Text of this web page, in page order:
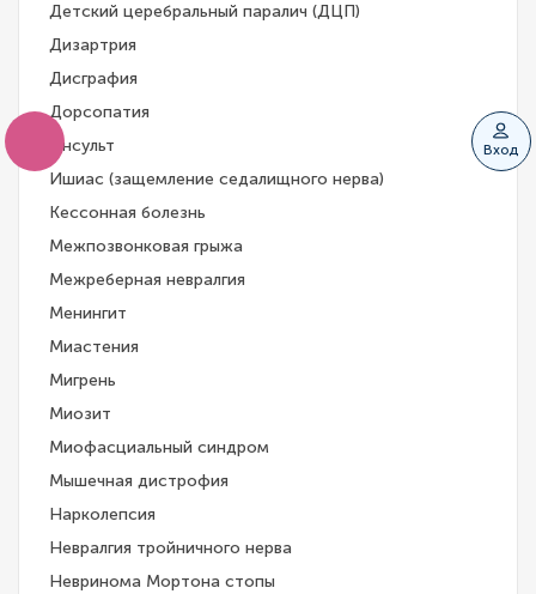
Вход
Детский церебральный паралич (ДЦП)
Дизартрия
Дисграфия
Дорсопатия
Инсульт
Ишиас (защемление седалищного нерва)
Кессонная болезнь
Межпозвонковая грыжа
Межреберная невралгия
Менингит
Миастения
Мигрень
Миозит
Миофасциальный синдром
Мышечная дистрофия
Нарколепсия
Невралгия тройничного нерва
Невринома Мортона стопы